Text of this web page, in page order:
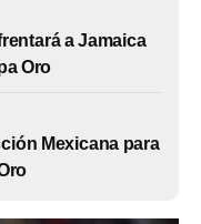
a Jamaica
Oro
Mexicana para